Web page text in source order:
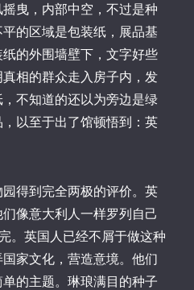
曳，内部中空，不过是种
的区域是包装纸，展品基
的外围墙壁下，文字好些
相的群众走入房子内，发
不知道的还以为旁边是绿
以至于出了馆顿悟到：英
得到完全两极的评价。英
像意大利人一样罗列自己
。英国人已经不屑于做这种
家文化，营造意境。他们
的主题。琳琅满目的种子